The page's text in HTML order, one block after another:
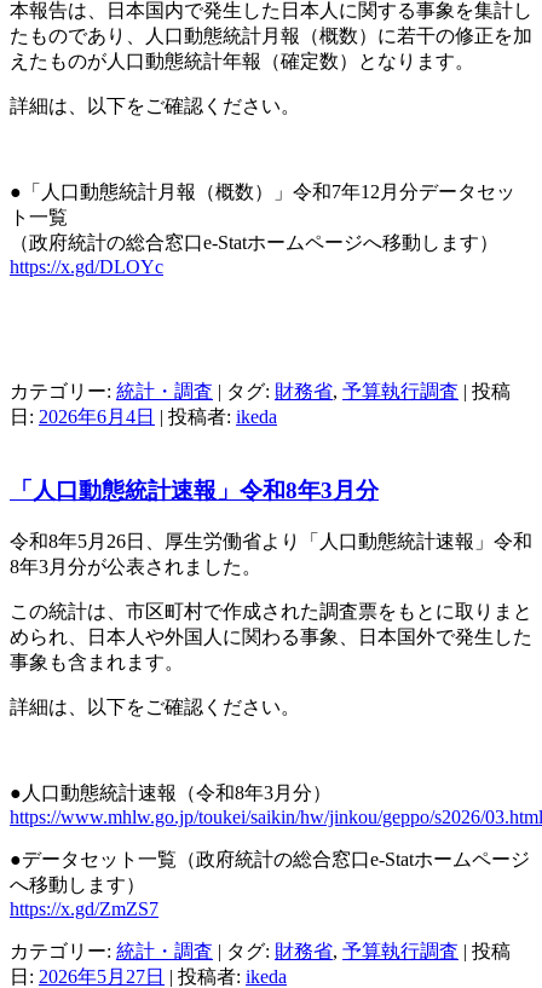
本報告は、日本国内で発生した日本人に関する事象を集計し
たものであり、人口動態統計月報（概数）に若干の修正を加
えたものが人口動態統計年報（確定数）となります。
詳細は、以下をご確認ください。
●「人口動態統計月報（概数）」令和7年12月分データセッ
ト一覧
（政府統計の総合窓口e-Statホームページへ移動します）
https://x.gd/DLOYc
カテゴリー: 統計・調査 | タグ: 財務省, 予算執行調査 | 投稿
日: 2026年6月4日 | 投稿者: ikeda
「人口動態統計速報」令和8年3月分
令和8年5月26日、厚生労働省より「人口動態統計速報」令和
8年3月分が公表されました。
この統計は、市区町村で作成された調査票をもとに取りまと
められ、日本人や外国人に関わる事象、日本国外で発生した
事象も含まれます。
詳細は、以下をご確認ください。
●人口動態統計速報（令和8年3月分）
https://www.mhlw.go.jp/toukei/saikin/hw/jinkou/geppo/s2026/03.html
●データセット一覧（政府統計の総合窓口e-Statホームページ
へ移動します）
https://x.gd/ZmZS7
カテゴリー: 統計・調査 | タグ: 財務省, 予算執行調査 | 投稿
日: 2026年5月27日 | 投稿者: ikeda